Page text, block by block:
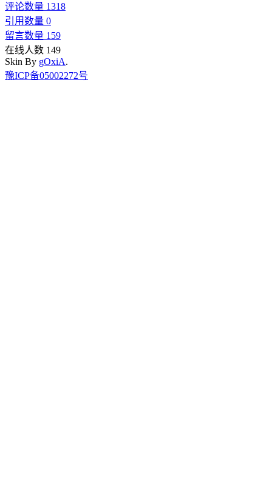
评论数量 1318
引用数量 0
留言数量 159
在线人数 149
Skin By gOxiA.
豫ICP备05002272号